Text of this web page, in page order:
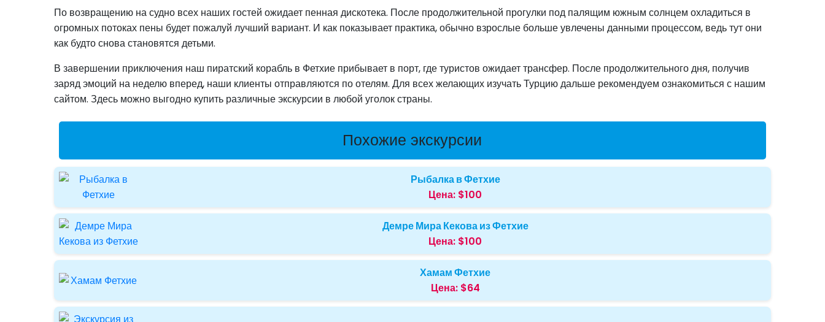
По возвращению на судно всех наших гостей ожидает пенная дискотека. После продолжительной прогулки под палящим южным солнцем охладиться в
огромных потоках пены будет пожалуй лучший вариант. И как показывает практика, обычно взрослые больше увлечены данными процессом, ведь тут они
как будто снова становятся детьми.
В завершении приключения наш пиратский корабль в Фетхие прибывает в порт, где туристов ожидает трансфер. После продолжительного дня, получив
заряд эмоций на неделю вперед, наши клиенты отправляются по отелям. Для всех желающих изучать Турцию дальше рекомендуем ознакомиться с нашим
сайтом. Здесь можно выгодно купить различные экскурсии в любой уголок страны.
Похожие экскурсии
Рыбалка в Фетхие
Цена: $100
Демре Мира Кекова из Фетхие
Цена: $100
Хамам Фетхие
Цена: $64